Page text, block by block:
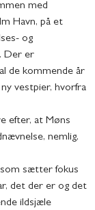
med
Havn, på et
og
Der er
de kommende år
vestpier, hvorfra
efter, at Møns
nemlig,
som sætter fokus
det der er og det
ildsjæle